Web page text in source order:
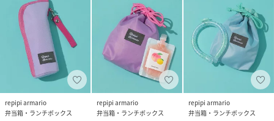
repipi armario
弁当箱・ランチボックス
repipi armario
弁当箱・ランチボックス
repipi armario
弁当箱・ランチボックス